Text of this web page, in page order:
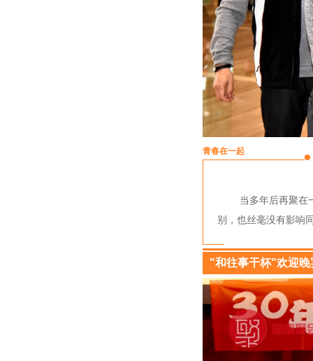
青春在一起
当多年后再聚在
别，也丝毫没有影响
"和往事干杯"欢迎晚